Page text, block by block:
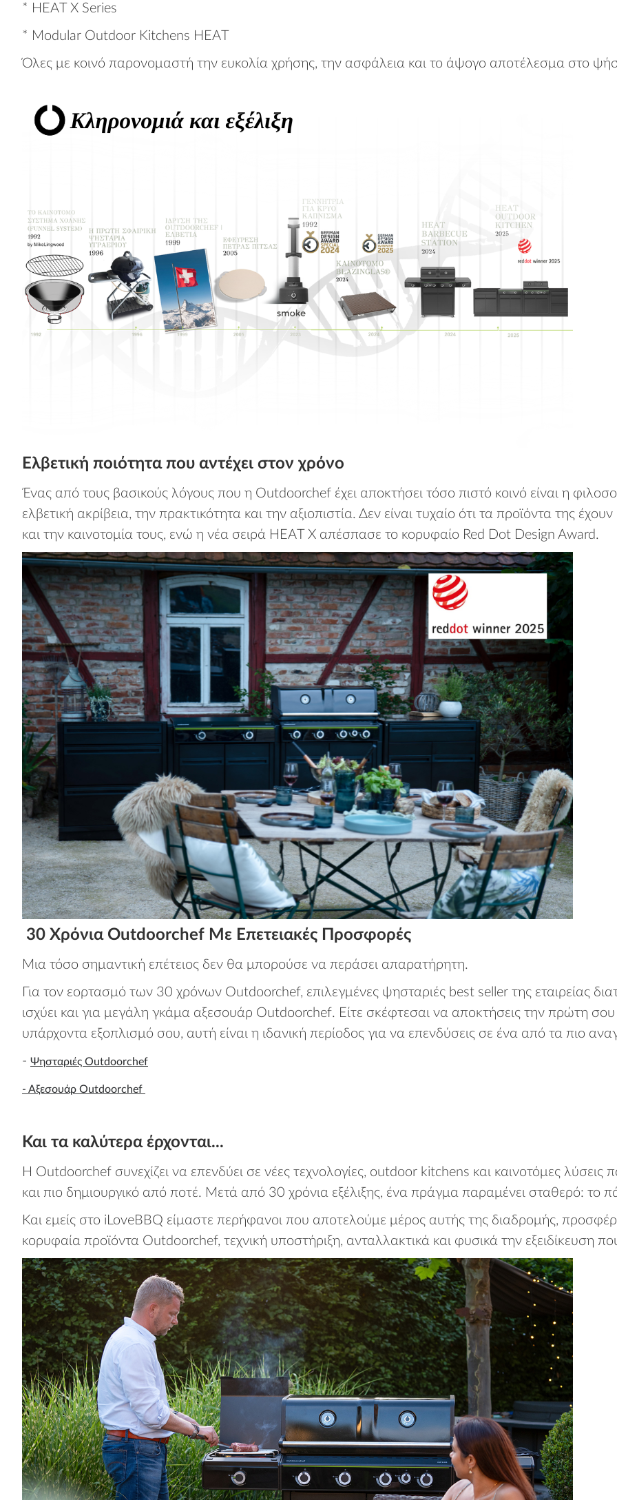
ΠΡΟΛΑΒΕ ΤΟ
Να μην εμφανιστεί ξανά.
* HEAT X Series
* Modular Outdoor Kitchens HEAT
Όλες με κοινό παρονομαστή την ευκολία χρήσης, την ασφάλεια και το άψογο αποτέλεσμα στο
Ελβετική ποιότητα που αντέχει στον χρόνο
Ένας από τους βασικούς λόγους που η Outdoorchef έχει αποκτήσει τόσο πιστό κοινό είναι η
ελβετική ακρίβεια, την πρακτικότητα και την αξιοπιστία. Δεν είναι τυχαίο ότι τα προϊόντα της
και την καινοτομία τους, ενώ η νέα σειρά HEAT X απέσπασε το κορυφαίο Red Dot Design Award.
30 Χρόνια Outdoorchef Με Επετειακές Προσφορές
Μια τόσο σημαντική επέτειος δεν θα μπορούσε να περάσει απαρατήρητη.
Για τον εορτασμό των 30 χρόνων Outdoorchef, επιλεγμένες ψησταριές best seller της εταιρείας
ισχύει και για μεγάλη γκάμα αξεσουάρ Outdoorchef. Είτε σκέφτεσαι να αποκτήσεις την πρώτη σου
υπάρχοντα εξοπλισμό σου, αυτή είναι η ιδανική περίοδος για να επενδύσεις σε ένα από τα πιο
- Ψησταριές Outdoorchef
- Αξεσουάρ Outdoorchef
Και τα καλύτερα έρχονται...
Η Outdoorchef συνεχίζει να επενδύει σε νέες τεχνολογίες, outdoor kitchens και καινοτόμες
και πιο δημιουργικό από ποτέ. Μετά από 30 χρόνια εξέλιξης, ένα πράγμα παραμένει σταθερό: το
Και εμείς στο iLoveBBQ είμαστε περήφανοι που αποτελούμε μέρος αυτής της διαδρομής,
κορυφαία προϊόντα Outdoorchef, τεχνική υποστήριξη, ανταλλακτικά και φυσικά την εξειδίκευση